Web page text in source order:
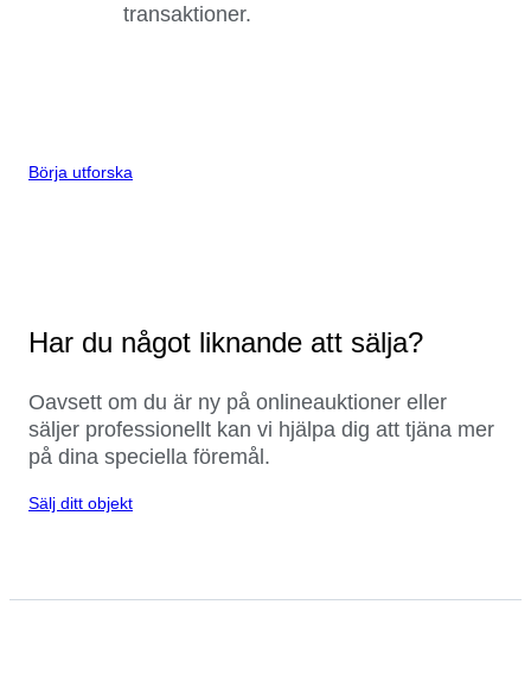
transaktioner.
Börja utforska
Har du något liknande att sälja?
Oavsett om du är ny på onlineauktioner eller
säljer professionellt kan vi hjälpa dig att tjäna mer
på dina speciella föremål.
Sälj ditt objekt